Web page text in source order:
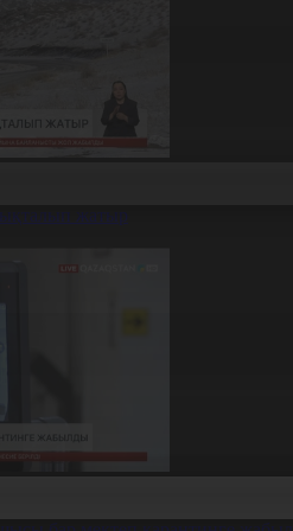
жатыр